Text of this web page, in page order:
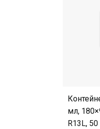
мл,
R13L,